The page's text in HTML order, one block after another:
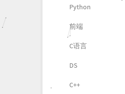
Python
前端
C语言
DS
C++